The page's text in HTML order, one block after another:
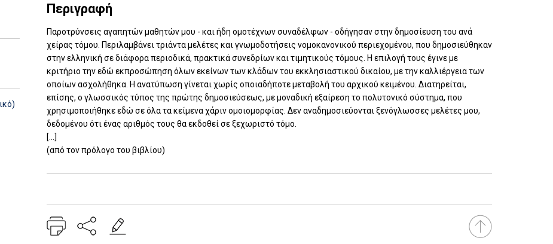
Περιγραφή
Παροτρύνσεις αγαπητών μαθητών μου - και ήδη ομοτέχνων συναδέλφων - οδήγησαν στην δημοσίευση του ανά
χείρας τόμου. Περιλαμβάνει τριάντα μελέτες και γνωμοδοτήσεις νομοκανονικού περιεχομένου, που δημοσιεύθηκαν
στην ελληνική σε διάφορα περιοδικά, πρακτικά συνεδρίων και τιμητικούς τόμους. Η επιλογή τους έγινε με
κριτήριο την εδώ εκπροσώπηση όλων εκείνων των κλάδων του εκκλησιαστικού δικαίου, με την καλλιέργεια των
οποίων ασχολήθηκα. Η ανατύπωση γίνεται χωρίς οποιαδήποτε μεταβολή του αρχικού κειμένου. Διατηρείται,
επίσης, ο γλωσσικός τύπος της πρώτης δημοσιεύσεως, με μοναδική εξαίρεση το πολυτονικό σύστημα, που
χρησιμοποιήθηκε εδώ σε όλα τα κείμενα χάριν ομοιομορφίας. Δεν αναδημοσιεύονται ξενόγλωσσες μελέτες μου,
δεδομένου ότι ένας αριθμός τους θα εκδοθεί σε ξεχωριστό τόμο.
[...]
(από τον πρόλογο του βιβλίου)